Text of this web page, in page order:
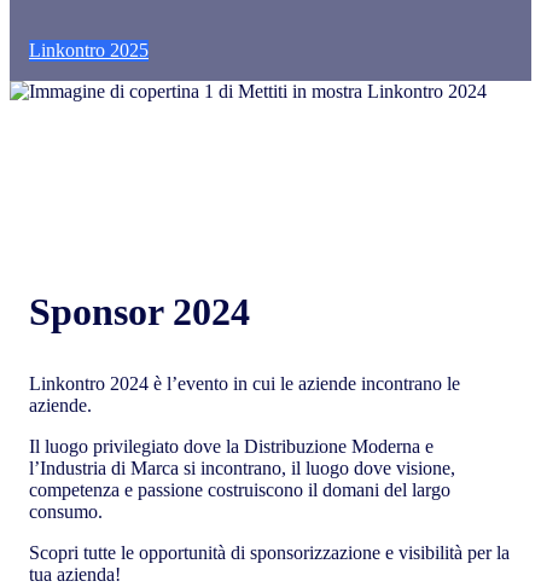
Linkontro 2025
Sponsor 2024
Linkontro 2024 è l’evento in cui le aziende incontrano le
aziende.
Il luogo privilegiato dove la Distribuzione Moderna e
l’Industria di Marca si incontrano, il luogo dove visione,
competenza e passione costruiscono il domani del largo
consumo.
Scopri tutte le opportunità di sponsorizzazione e visibilità per la
tua azienda!